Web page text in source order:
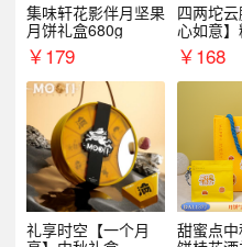
集味轩花影伴月坚果
月饼礼盒680g
￥179
四两坨
心如意
50g/盒
￥168
礼享时空【一个月
甜蜜点